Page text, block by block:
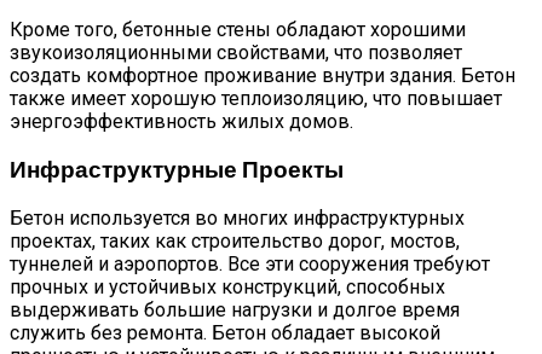
Кроме того, бетонные стены обладают хорошими
звукоизоляционными свойствами, что позволяет
создать комфортное проживание внутри здания. Бетон
также имеет хорошую теплоизоляцию, что повышает
энергоэффективность жилых домов.
Инфраструктурные Проекты
Бетон используется во многих инфраструктурных
проектах, таких как строительство дорог, мостов,
туннелей и аэропортов. Все эти сооружения требуют
прочных и устойчивых конструкций, способных
выдерживать большие нагрузки и долгое время
служить без ремонта. Бетон обладает высокой